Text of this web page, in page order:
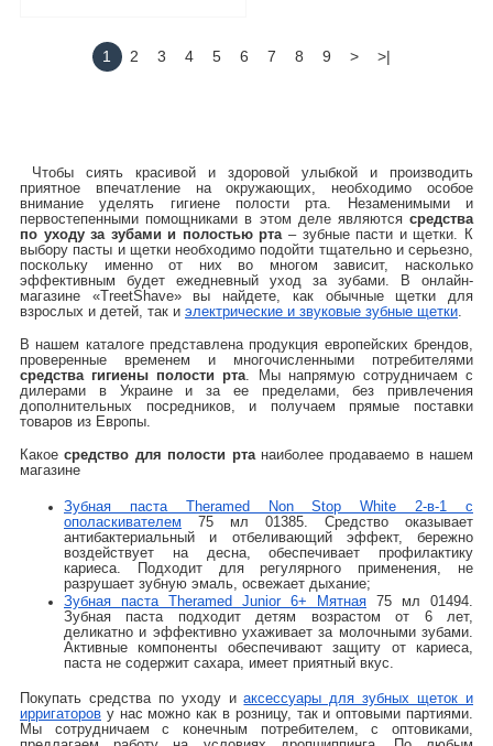
1 2 3 4 5 6 7 8 9 > >|
Чтобы сиять красивой и здоровой улыбкой и производить
приятное впечатление на окружающих, необходимо особое
внимание уделять гигиене полости рта. Незаменимыми и
первостепенными помощниками в этом деле являются средства
по уходу за зубами и полостью рта – зубные пасти и щетки. К
выбору пасты и щетки необходимо подойти тщательно и серьезно,
поскольку именно от них во многом зависит, насколько
эффективным будет ежедневный уход за зубами. В онлайн-
магазине «TreetShave» вы найдете, как обычные щетки для
взрослых и детей, так и электрические и звуковые зубные щетки
В нашем каталоге представлена продукция европейских брендов,
проверенные временем и многочисленными потребителями
средства гигиены полости рта. Мы напрямую сотрудничаем с
дилерами в Украине и за ее пределами, без привлечения
дополнительных посредников, и получаем прямые поставки
товаров из Европы.
Какоесредство для полости ртанаиболее продаваемо в нашем
магазине
Зубная паста Theramed Non Stop White 2-в-1 с
ополаскивателем 75 мл 01385. Средство оказывает
антибактериальный и отбеливающий эффект, бережно
воздействует на десна, обеспечивает профилактику
кариеса. Подходит для регулярного применения, не
разрушает зубную эмаль, освежает дыхание;
Зубная паста Theramed Junior 6+ Мятная 75 мл 01494.
Зубная паста подходит детям возрастом от 6 лет,
деликатно и эффективно ухаживает за молочными зубами.
Активные компоненты обеспечивают защиту от кариеса,
паста не содержит сахара, имеет приятный вкус.
Покупать средства по уходу и аксессуары для зубных щеток и
ирригаторов у нас можно как в розницу, так и оптовыми партиями.
Мы сотрудничаем с конечным потребителем, с оптовиками,